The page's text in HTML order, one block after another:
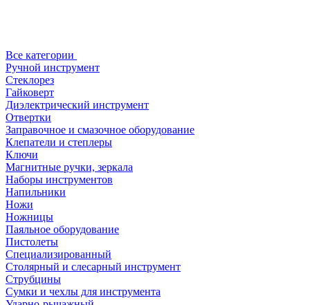
Все категории
Ручной инструмент
Стеклорез
Гайковерт
Диэлектрический инструмент
Отвертки
Заправочное и смазочное оборудование
Клепатели и степлеры
Ключи
Магнитные ручки, зеркала
Наборы инструментов
Напильники
Ножи
Ножницы
Паяльное оборудование
Пистолеты
Специализированный
Столярный и слесарный инструмент
Струбцины
Сумки и чехлы для инструмента